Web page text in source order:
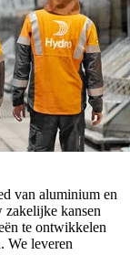
van aluminium en
zakelijke kansen
te ontwikkelen
We leveren